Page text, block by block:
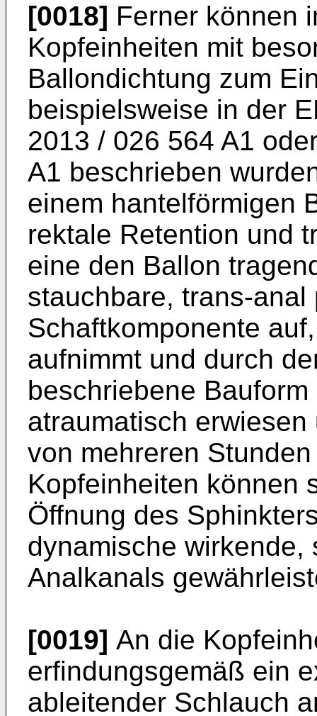
[0018] Ferner können
Kopfeinheiten mit
Ballondichtung zum
beispielsweise in der
2013 / 026 564 A1
A1 beschrieben
einem hantelförmigen
rektale Retention und
eine den Ballon
stauchbare, trans-anal
Schaftkomponente
aufnimmt und durch
beschriebene
atraumatisch
von mehreren
Kopfeinheiten können
Öffnung des
dynamische
Analkanals
[0019] An die
erfindungsgemäß ein
ableitender Schlauch